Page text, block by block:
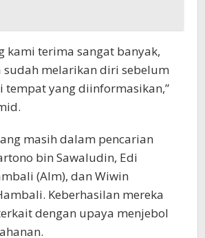
kami terima sangat banyak,
sudah melarikan diri sebelum
tempat yang diinformasikan,”
masih dalam pencarian
bin Sawaludin, Edi
(Alm), dan Wiwin
Keberhasilan mereka
dengan upaya menjebol